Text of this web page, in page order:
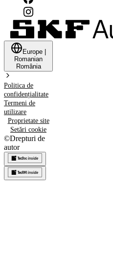
Europe
Romanian
România
Politica de
confidențialitate
Termeni de
utilizare
Proprietate site
Setări cookie
©Drepturi de
autor